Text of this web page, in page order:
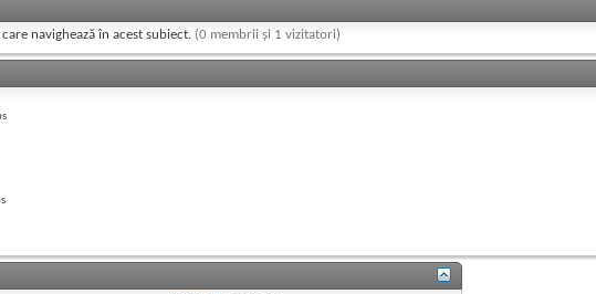
navighează în acest subiect. (0 membrii și 1 vizitatori)